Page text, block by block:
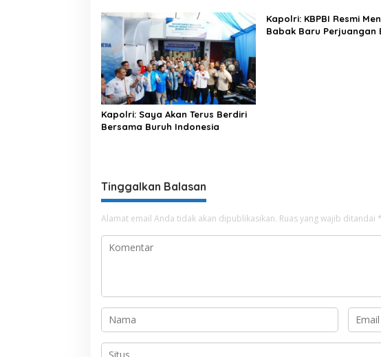
Kapolri: Saya Akan Terus Berdiri
Bersama Buruh Indonesia
Kapolri: KBPBI Resmi
Babak Baru Perjuangan
Tinggalkan Balasan
Alamat email Anda tidak akan dipublikasikan. Ruas yang wajib ditandai *